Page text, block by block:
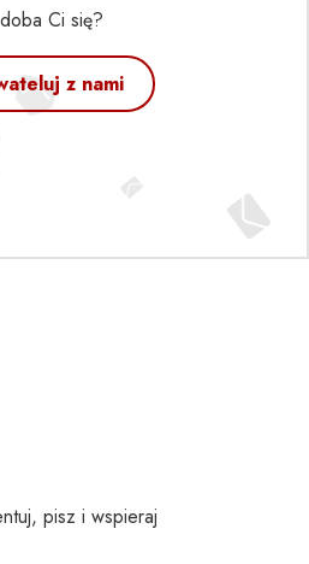
Ci się?
z nami
pisz i wspieraj